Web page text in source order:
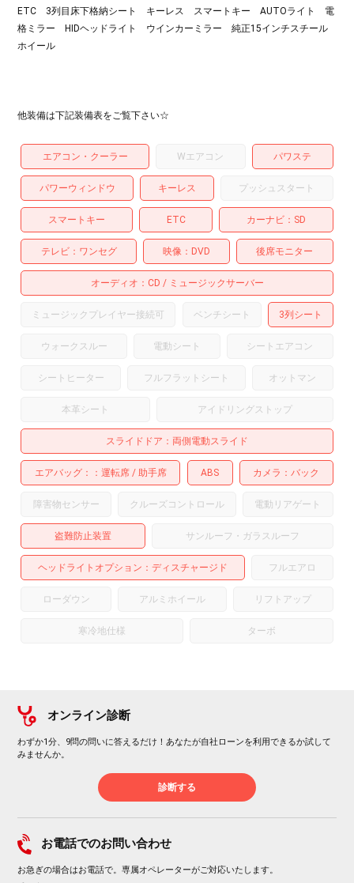
ETC 3列目床下格納シート キーレス スマートキー AUTOライト 電
格ミラー HIDヘッドライト ウインカーミラー 純正15インチスチール
ホイール
他装備は下記装備表をご覧下さい☆
エアコン・クーラー Wエアコン パワステ
パワーウィンドウ キーレス プッシュスタート
スマートキー ETC カーナビ SD
テレビ ワンセグ 映像 DVD 後席モニター
オーディオ CD ミュージックサーバー
ミュージックプレイヤー接続可 ベンチシート 3列シート
ウォークスルー 電動シート シートエアコン
シートヒーター フルフラットシート オットマン
本革シート アイドリングストップ
スライドドア 両側電動スライド
エアバッグ： 運転席 助手席 ABS カメラ バック
障害物センサー クルーズコントロール 電動リアゲート
盗難防止装置 サンルーフ・ガラスルーフ
ヘッドライトオプション ディスチャージド フルエアロ
ローダウン アルミホイール リフトアップ
寒冷地仕様 ターボ
オンライン診断
わずか1分、9問の問いに答えるだけ！あなたが自社ローンを利用できるか試して
みませんか。
診断する
お電話でのお問い合わせ
お急ぎの場合はお電話で。専属オペレーターがご対応いたします。